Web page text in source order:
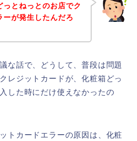
っとねっとのお店でク
ーが発生したんだろ
な話で、どうして、普段は問題
レジットカードが、化粧箱どっ
した時にだけ使えなかったの
トカードエラーの原因は、化粧